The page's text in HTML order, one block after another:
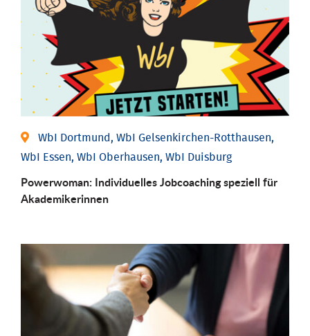
WbI Dortmund, WbI Gelsenkirchen-Rotthausen,
WbI Essen, WbI Oberhausen, WbI Duisburg
Powerwoman: Individu­elles Job­coaching speziell für
Aka­demiker­innen